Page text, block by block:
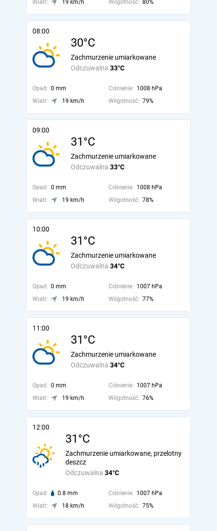
Wiatr: 19 km/h Wilgotność: 80%
08:00
30°C
Odczuwalna 33°C
Zachmurzenie umiarkowane
Opad: 0 mm Ciśnienie: 1008 hPa
Wiatr:
19 km/h Wilgotność: 79%
09:00
31°C
Odczuwalna 33°C
Zachmurzenie umiarkowane
Opad: 0 mm Ciśnienie: 1008 hPa
Wiatr:
19 km/h Wilgotność: 78%
10:00
31°C
Odczuwalna 34°C
Zachmurzenie umiarkowane
Opad: 0 mm Ciśnienie: 1007 hPa
Wiatr:
19 km/h Wilgotność: 77%
11:00
31°C
Odczuwalna 34°C
Zachmurzenie umiarkowane
Opad: 0 mm Ciśnienie: 1007 hPa
Wiatr:
19 km/h Wilgotność: 76%
12:00
31°C
Odczuwalna 34°C
Zachmurzenie umiarkowane, przelotny
deszcz
Opad: 0.8 mm Ciśnienie: 1007 hPa
Wiatr:
18 km/h Wilgotność: 75%